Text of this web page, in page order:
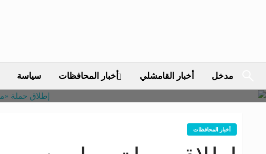
مدخل أخبار القامشلي أخبار المحافظات سياسة
أخبار المحافظات